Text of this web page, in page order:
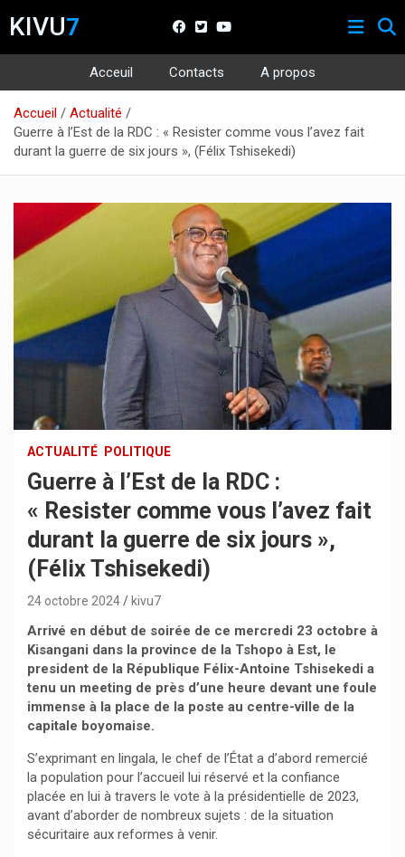
KIVU7
Acceuil Contacts
A propos
contenu
Accueil
Actualité
Guerre à l’Est de la RDC : « Resister comme vous l’avez fait
durant la guerre de six jours », (Félix Tshisekedi)
ACTUALITÉ POLITIQUE
Guerre à l’Est de la RDC :
« Resister comme vous l’avez fait
durant la guerre de six jours »,
(Félix Tshisekedi)
24 octobre 2024 kivu7
Arrivé en début de soirée de ce mercredi 23 octobre à
Kisangani dans la province de la Tshopo à Est, le
president de la République Félix-Antoine Tshisekedi a
tenu un meeting de près d’une heure devant une foule
immense à la place de la poste au centre-ville de la
capitale boyomaise.
S’exprimant en lingala, le chef de l’État a d’abord remercié
la population pour l’accueil lui réservé et la confiance
placée en lui à travers le vote à la présidentielle de 2023,
avant d’aborder de nombreux sujets : de la situation
sécuritaire aux reformes à venir.